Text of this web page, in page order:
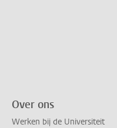
Over ons
Werken bij de Universiteit